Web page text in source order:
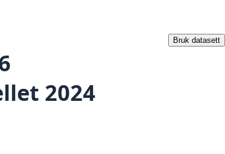
2024
Bruk datasett